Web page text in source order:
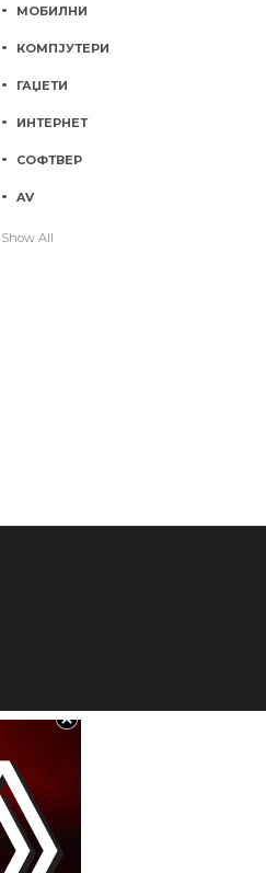
МОБИЛНИ
КОМПЈУТЕРИ
ГАЏЕТИ
ИНТЕРНЕТ
СОФТВЕР
AV
Show All